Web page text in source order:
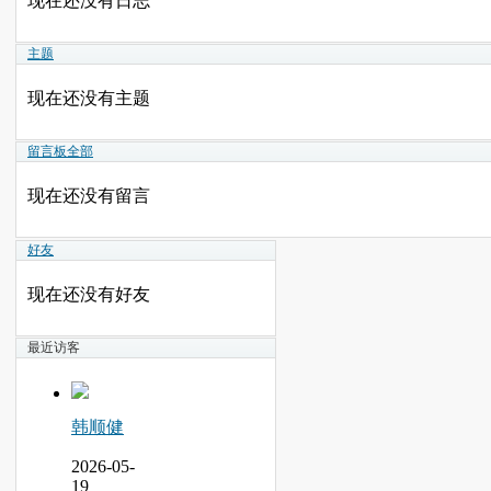
主题
现在还没有主题
留言板全部
现在还没有留言
好友
现在还没有好友
最近访客
韩顺健
2026-05-
19